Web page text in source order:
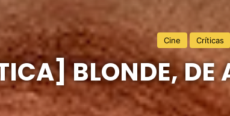
Cine Críticas
BLONDE, DE